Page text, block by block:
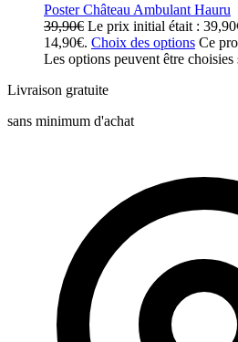
Poster Château Ambulant Hauru
39,90€ Le prix initial était :
14,90€. Choix des options Ce
Les options peuvent être
Livraison gratuite
sans minimum d'achat